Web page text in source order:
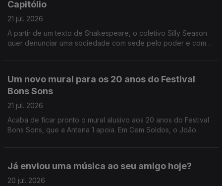
Capitólio
21 jul. 2026
A partir de um texto de Shakespeare, o coletivo Silly Season
quer denunciar uma sociedade com sede pelo poder e com
Um novo mural para os 20 anos do Festival
Bons Sons
21 jul. 2026
Acaba de ficar pronto o mural alusivo aos 20 anos do Festival
Bons Sons, que a Antena 1 apoia. Em Cem Soldos, o João
Já enviou uma música ao seu amigo hoje?
20 jul. 2026